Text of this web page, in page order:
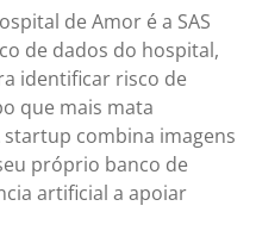
de Amor é a SAS
de dados do hospital,
identificar risco de
que mais mata
combina imagens
próprio banco de
artificial a apoiar